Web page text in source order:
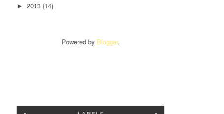
► 2013 (14)
Powered by Blogger.